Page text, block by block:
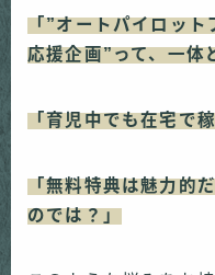
「”オートパイロッ
応援企画”って、一体
「育児中でも在宅で
「無料特典は魅力的
のでは？」